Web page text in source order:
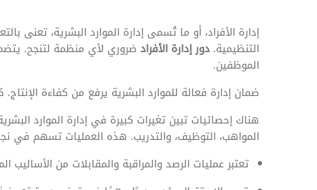
إدارة الأفراد، أو ما تُسمى إدارة الموارد البشرية، تعنى
التنظيمية. دور إدارة الأفراد ضروري لأي منظمة لتنجح.
الموظفين.
ضمان إدارة فعالة للموارد البشرية يرفع من كفاءة
المواهب، التوظيف، والتدريب. هذه العمليات تسهم في
تعتبر عمليات الرصد والمراقبة والمقابلات من الأساليب